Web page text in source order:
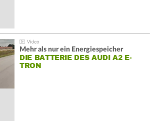
Mehr als nur ein Energiespeicher
DIE BATTERIE DES AUDI A2 E-
TRON